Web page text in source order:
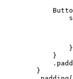
                }
            }
        }